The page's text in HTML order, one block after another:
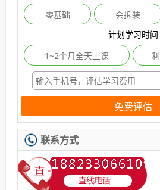
零基础
会拆装
计划学习时间
1~2个月全天上课
免费评估
联系方式